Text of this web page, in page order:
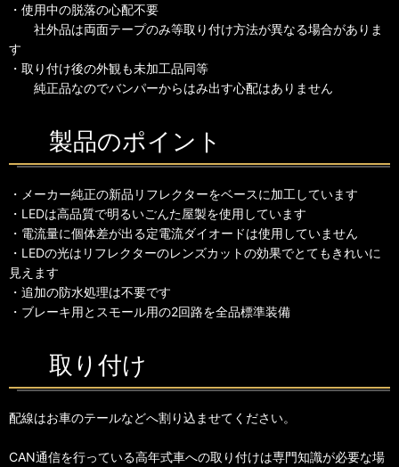
・使用中の脱落の心配不要
社外品は両面テープのみ等取り付け方法が異なる場合がありま
す
・取り付け後の外観も未加工品同等
純正品なのでバンパーからはみ出す心配はありません
製品のポイント
・メーカー純正の新品リフレクターをベースに加工しています
・LEDは高品質で明るいごんた屋製を使用しています
・電流量に個体差が出る定電流ダイオードは使用していません
・LEDの光はリフレクターのレンズカットの効果でとてもきれいに
見えます
・追加の防水処理は不要です
・ブレーキ用とスモール用の2回路を全品標準装備
取り付け
配線はお車のテールなどへ割り込ませてください。
CAN通信を行っている高年式車への取り付けは専門知識が必要な場